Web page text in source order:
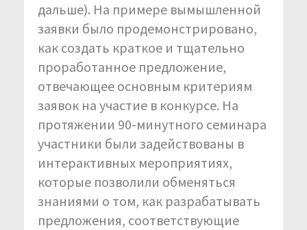
дальше). На примере вымышленной
заявки было продемонстрировано,
как создать краткое и тщательно
проработанное предложение,
отвечающее основным критериям
заявок на участие в конкурсе. На
протяжении 90-минутного семинара
участники были задействованы в
интерактивных мероприятиях,
которые позволили обменяться
знаниями о том, как разрабатывать
предложения, соответствующие